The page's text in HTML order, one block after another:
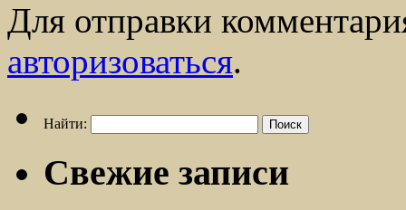
Для отправки
авторизоваться.
Найти:
Свежие записи